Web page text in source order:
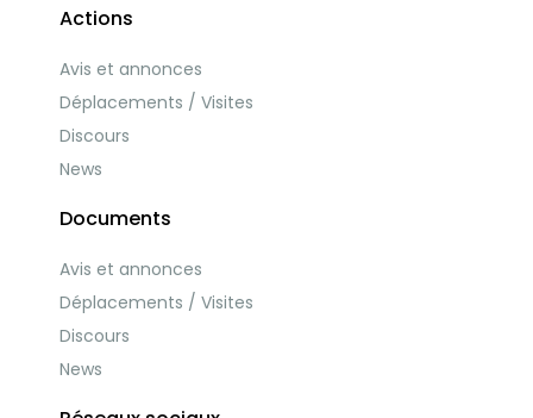
Actions
Avis et annonces
Déplacements / Visites
Discours
News
Documents
Avis et annonces
Déplacements / Visites
Discours
News